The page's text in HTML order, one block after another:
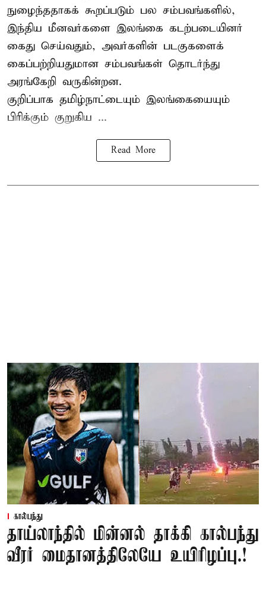
நுழைந்ததாகக் கூறப்படும் பல சம்பவங்களில்,
இந்திய மீனவர்களை இலங்கை கடற்படையினர்
கைது செய்வதும், அவர்களின் படகுகளைக்
கைப்பற்றியதுமான சம்பவங்கள் தொடர்ந்து
அரங்கேறி வருகின்றன.
குறிப்பாக தமிழ்நாட்டையும் இலங்கையையும்
பிரிக்கும் குறுகிய ...
Read More
கால்பந்து
தாய்லாந்தில் மின்னல் தாக்கி கால்பந்து
வீரர் மைதானத்திலேயே உயிரிழப்பு.!